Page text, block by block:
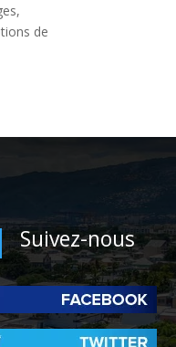
de
Suivez-nous